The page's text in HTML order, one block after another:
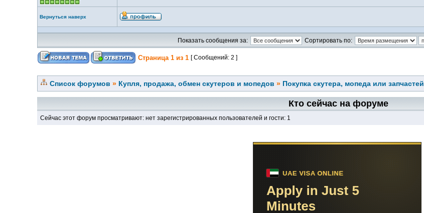
Вернуться наверх
Показать сообщения за: Сортировать по:
Страница 1 из 1 [ Сообщений: 2 ]
Список форумов » Купля, продажа, обмен скутеров и мопедов » Покупка скутера, мопеда или запчастей
Кто сейчас на форуме
Сейчас этот форум просматривают: нет зарегистрированных пользователей и гости: 1